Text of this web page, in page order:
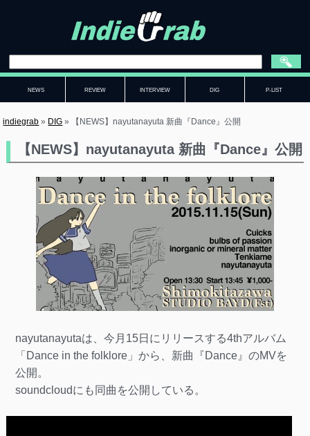
NEWS REVIEW INTERVIEW DIG P-LIST
indiegrab » DIG » 【NEWS】nayutanayuta 新曲『Dance』公開
【NEWS】nayutanayuta 新曲『Dance』公開
nayutanayutaは、今月15日にリリースする4thアルバム
「Dance in the folklore」から、新曲『Dance』のMVを
公開。
soundcloudにも同曲を公開している。